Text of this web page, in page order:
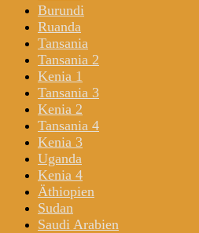
Burundi
Ruanda
Tansania
Tansania 2
Kenia 1
Tansania 3
Kenia 2
Tansania 4
Kenia 3
Uganda
Kenia 4
Äthiopien
Sudan
Saudi Arabien